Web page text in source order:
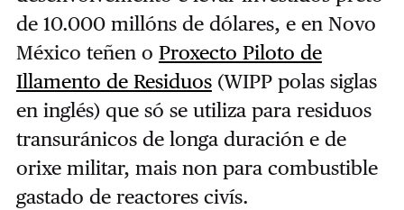
de 10.000 millóns de dólares, e en Novo
México teñen o Proxecto Piloto de
Illamento de Residuos(WIPP polas siglas
en inglés) que só se utiliza para residuos
transuránicos de longa duración e de
orixe militar, mais non para combustible
gastado de reactores civís.